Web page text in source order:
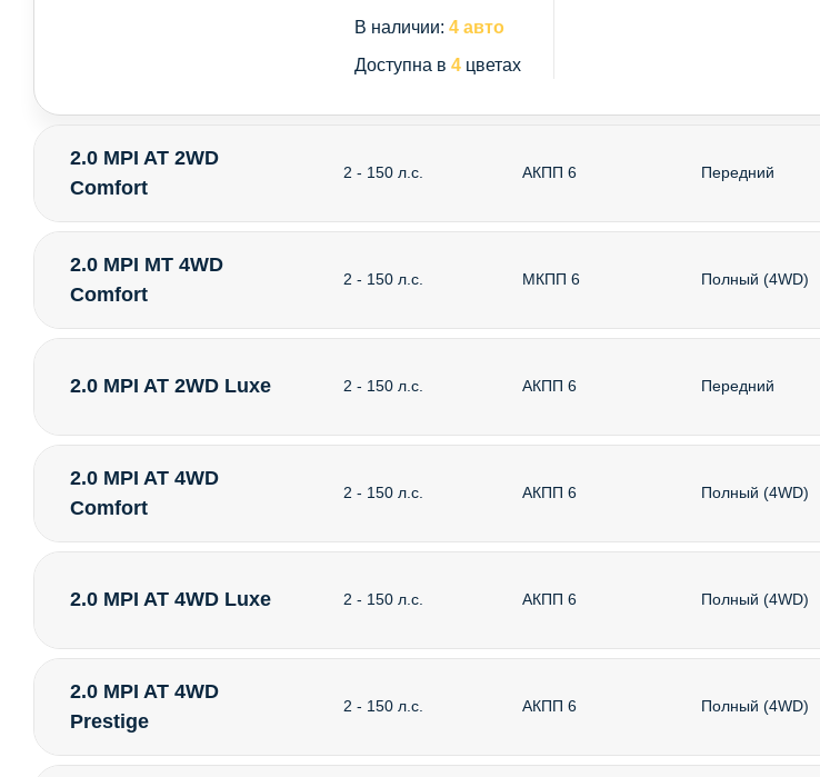
В наличии:4 авто
Доступна в4 цветах
2.0 MPI AT 2WD
Comfort
2 - 150 л.с. АКПП 6 Передний
2.0 MPI MT 4WD
Comfort
2 - 150 л.с. МКПП 6 Полный (4WD)
2.0 MPI AT 2WD Luxe 2 - 150 л.с. АКПП 6 Передний
2.0 MPI AT 4WD
Comfort
2 - 150 л.с. АКПП 6 Полный (4WD)
2.0 MPI AT 4WD Luxe 2 - 150 л.с. АКПП 6 Полный (4WD)
2.0 MPI AT 4WD
Prestige
2 - 150 л.с. АКПП 6 Полный (4WD)